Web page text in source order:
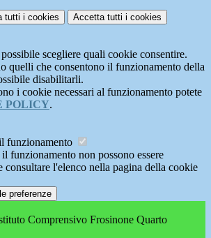
tutti i cookies Accetta tutti i cookies
scegliere quali cookie consentire.
quelli che consentono il funzionamento della
disabilitarli.
i cookie necessari al funzionamento potete
POLICY.
funzionamento
funzionamento non possono essere
consultare l'elenco nella pagina della cookie
preferenze
Comprensivo Frosinone Quarto